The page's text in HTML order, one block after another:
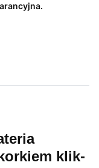
klik-